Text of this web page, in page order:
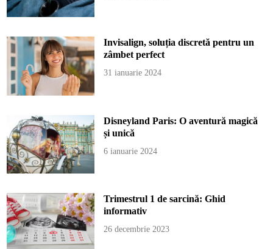
Invisalign, soluția discretă pentru un
zâmbet perfect
31 ianuarie 2024
Disneyland Paris: O aventură magică
și unică
6 ianuarie 2024
Trimestrul 1 de sarcină: Ghid
informativ
26 decembrie 2023